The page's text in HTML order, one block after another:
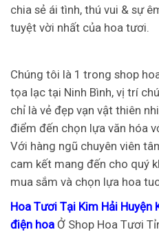
chia sẻ ái tình, thú vui & sự
tuyệt vời nhất của hoa tươi.
Chúng tôi là 1 trong shop
tọa lạc tại Ninh Bình, vị trí
chỉ là vẻ đẹp vạn vật thiên
điểm đến chọn lựa văn hóa
Với hàng ngũ chuyên viên
cam kết mang đến cho quý
mua sắm và chọn lựa hoa
Hoa Tươi Tại Kim Hải Huyện
điện hoa Ở Shop Hoa Tươi